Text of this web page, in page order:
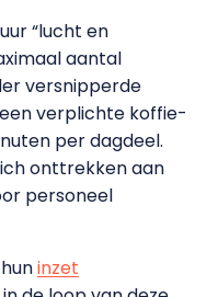
“lucht en
aantal
versnipperde
verplichte koffie-
per dagdeel.
onttrekken aan
personeel
inzet